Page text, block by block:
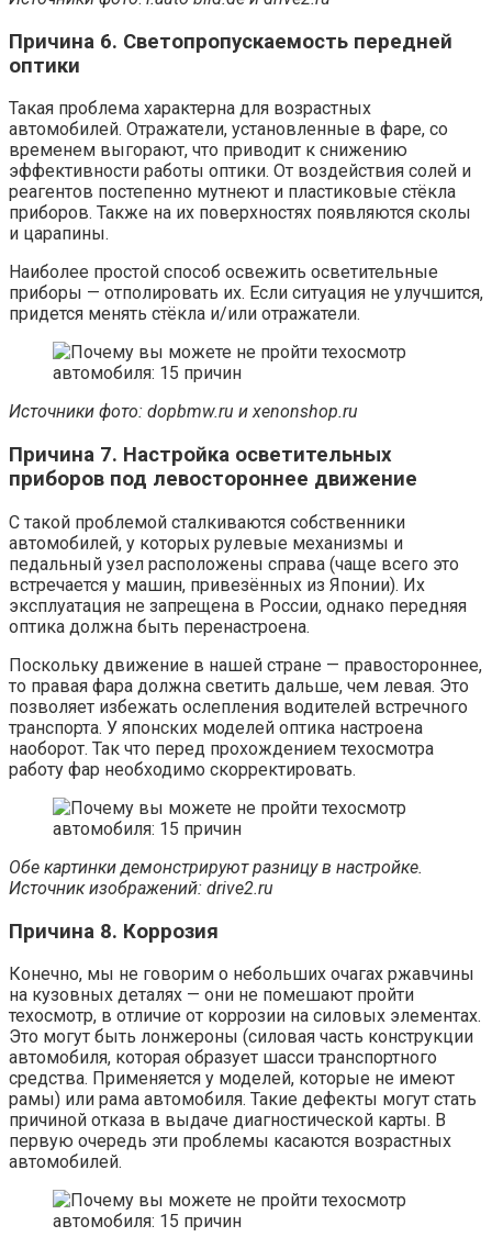
Причина 6. Светопропускаемость передней
оптики
Такая проблема характерна для возрастных
автомобилей. Отражатели, установленные в фаре, со
временем выгорают, что приводит к снижению
эффективности работы оптики. От воздействия солей и
реагентов постепенно мутнеют и пластиковые стёкла
приборов. Также на их поверхностях появляются сколы
и царапины.
Наиболее простой способ освежить осветительные
приборы — отполировать их. Если ситуация не улучшится,
придется менять стёкла и/или отражатели.
Источники фото: dopbmw.ru и xenonshop.ru
Причина 7. Настройка осветительных
приборов под левостороннее движение
С такой проблемой сталкиваются собственники
автомобилей, у которых рулевые механизмы и
педальный узел расположены справа (чаще всего это
встречается у машин, привезённых из Японии). Их
эксплуатация не запрещена в России, однако передняя
оптика должна быть перенастроена.
Поскольку движение в нашей стране — правостороннее,
то правая фара должна светить дальше, чем левая. Это
позволяет избежать ослепления водителей встречного
транспорта. У японских моделей оптика настроена
наоборот. Так что перед прохождением техосмотра
работу фар необходимо скорректировать.
Обе картинки демонстрируют разницу в настройке.
Источник изображений: drive2.ru
Причина 8. Коррозия
Конечно, мы не говорим о небольших очагах ржавчины
на кузовных деталях — они не помешают пройти
техосмотр, в отличие от коррозии на силовых элементах.
Это могут быть лонжероны (силовая часть конструкции
автомобиля, которая образует шасси транспортного
средства. Применяется у моделей, которые не имеют
рамы) или рама автомобиля. Такие дефекты могут стать
причиной отказа в выдаче диагностической карты. В
первую очередь эти проблемы касаются возрастных
автомобилей.